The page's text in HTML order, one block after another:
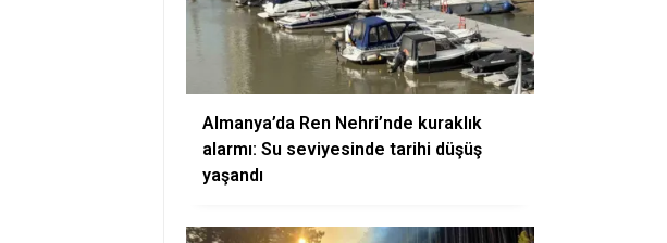
Almanya’da Ren Nehri’nde kuraklık
alarmı: Su seviyesinde tarihi düşüş
yaşandı